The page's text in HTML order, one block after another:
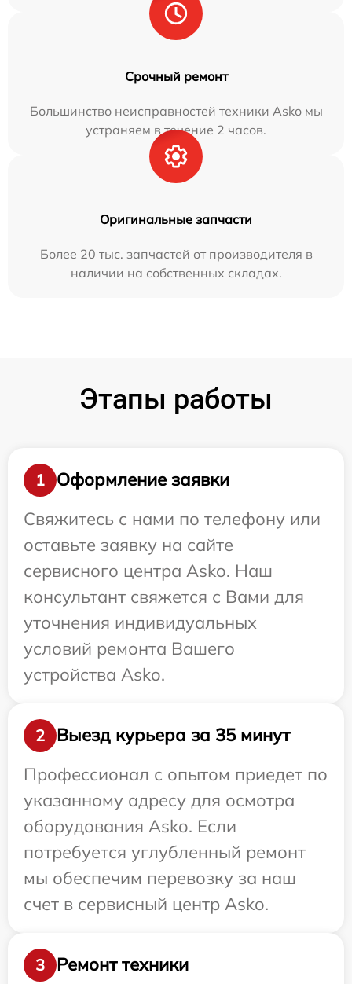
Срочный ремонт
Большинство неисправностей техники Asko мы
устраняем в течение 2 часов.
Оригинальные запчасти
Более 20 тыс. запчастей от производителя в
наличии на собственных складах.
Этапы работы
1
Оформление заявки
Свяжитесь с нами по телефону или
оставьте заявку на сайте
сервисного центра Asko. Наш
консультант свяжется с Вами для
уточнения индивидуальных
условий ремонта Вашего
устройства Asko.
2
Выезд курьера за 35 минут
Профессионал с опытом приедет по
указанному адресу для осмотра
оборудования Asko. Если
потребуется углубленный ремонт
мы обеспечим перевозку за наш
счет в сервисный центр Asko.
3 Ремонт техники